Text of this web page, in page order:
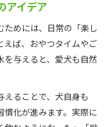
アイデア
ためには、日常の「楽し
えば、おやつタイムやご
与えると、愛犬も自然
えることで、犬自身も
慣化が進みます。実際に